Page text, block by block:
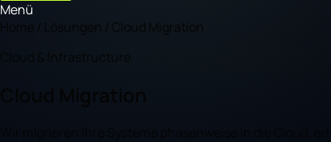
Menü
Home / Lösungen / Cloud Migration
Wir migrieren Ihre Systeme phasenweise in die